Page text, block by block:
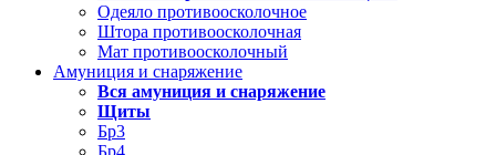
Одеяло противоосколочное
Штора противоосколочная
Мат противоосколочный
Амуниция и снаряжение
Вся амуниция и снаряжение
Щиты
Бр3
Бр4